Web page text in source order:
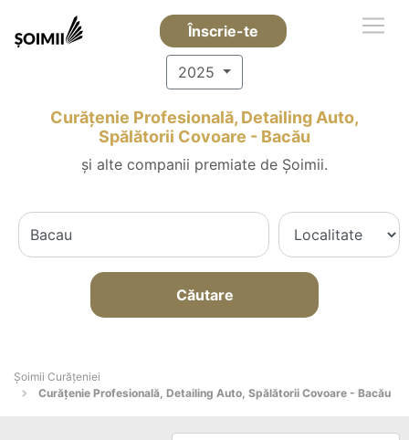
Înscrie-te
2025
Curățenie Profesională, Detailing Auto,
Spălătorii Covoare - Bacău
și alte companii premiate de Șoimii.
Căutare
Șoimii Curățeniei
Curățenie Profesională, Detailing Auto, Spălătorii Covoare - Bacău